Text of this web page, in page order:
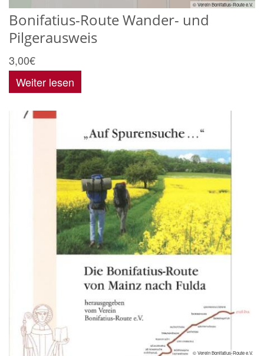
© Verein Bonifatius-Route e.V.
Bonifatius-Route Wander- und
Pilgerausweis
3,00€
Weiter lesen
© Verein Bonifatius-Route e.V.